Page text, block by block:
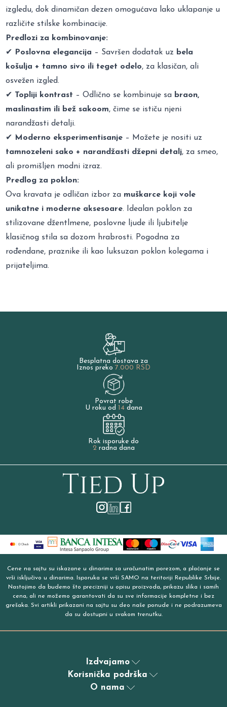
izgledu, dok dinamičan dezen omogućava lako uklapanje u
različite stilske kombinacije.
Predlozi za kombinovanje:
✔
Poslovna elegancija – Savršen dodatak uz bela
košulja + tamno sivo ili teget odelo, za klasičan, ali
osvežen izgled.
✔ Topliji kontrast – Odlično se kombinuje sa braon,
maslinastim ili bež sakoom, čime se ističu njeni
narandžasti detalji.
✔ Moderno eksperimentisanje – Možete je nositi uz
tamnozeleni sako + narandžasti džepni detalj, za smeo,
ali promišljen modni izraz.
Predlog za poklon:
Ova kravata je odličan izbor za muškarce koji vole
unikatne i moderne aksesoare. Idealan poklon za
stilizovane džentlmene, poslovne ljude ili ljubitelje
klasičnog stila sa dozom hrabrosti. Pogodna za
rođendane, praznike ili kao luksuzan poklon kolegama i
prijateljima.
Besplatna dostava za
Iznos preko 7.000 RSD
Povrat robe
U roku od 14dana
Rok isporuke do
2radna dana
Cene na sajtu su iskazane u dinarima sa uračunatim porezom, a plaćanje se
vrši isključivo u dinarima. Isporuka se vrši SAMO na teritoriji Republike Srbije.
Nastojimo da budemo što precizniji u opisu proizvoda, prikazu slika i samih
cena, ali ne možemo garantovati da su sve informacije kompletne i bez
grešaka. Svi artikli prikazani na sajtu su deo naše ponude i ne podrazumeva
da su dostupni u svakom trenutku.
Izdvajamo
Korisnička podrška
O nama